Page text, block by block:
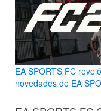
EA SPORTS FC
novedades de EA